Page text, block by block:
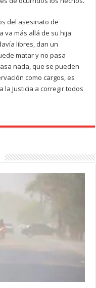
del asesinato de
va más allá de su hija
libres, dan un
matar y no pasa
nada, que se pueden
como cargos, es
Justicia a corregir todos